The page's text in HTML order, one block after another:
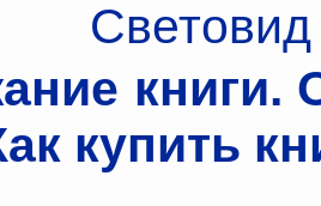
книги.
купить